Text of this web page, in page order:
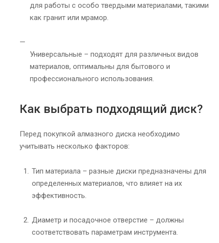
для работы с особо твердыми материалами, такими
как гранит или мрамор.
Универсальные – подходят для различных видов
материалов, оптимальны для бытового и
профессионального использования.
Как выбрать подходящий диск?
Перед покупкой алмазного диска необходимо
учитывать несколько факторов:
Тип материала – разные диски предназначены для
определенных материалов, что влияет на их
эффективность.
Диаметр и посадочное отверстие – должны
соответствовать параметрам инструмента.